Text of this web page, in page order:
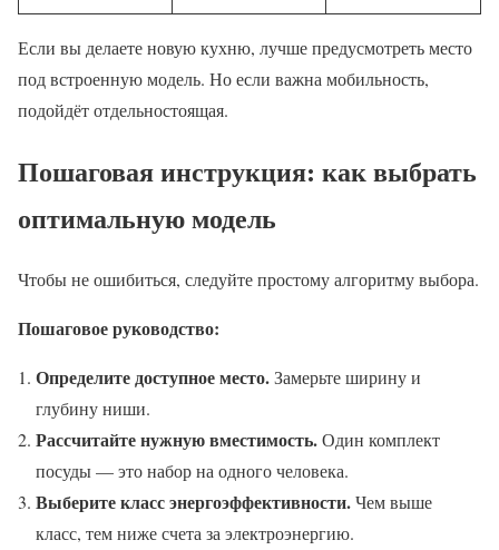
Если вы делаете новую кухню, лучше предусмотреть место
под встроенную модель. Но если важна мобильность,
подойдёт отдельностоящая.
Пошаговая инструкция: как выбрать
оптимальную модель
Чтобы не ошибиться, следуйте простому алгоритму выбора.
Пошаговое руководство:
Определите доступное место.Замерьте ширину и
глубину ниши.
Рассчитайте нужную вместимость.Один комплект
посуды — это набор на одного человека.
Выберите класс энергоэффективности.Чем выше
класс, тем ниже счета за электроэнергию.